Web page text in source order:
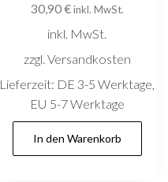
30,90€ inkl. MwSt.
inkl. MwSt.
zzgl. Versandkosten
Lieferzeit: DE 3-5 Werktage,
EU 5-7 Werktage
In den Warenkorb